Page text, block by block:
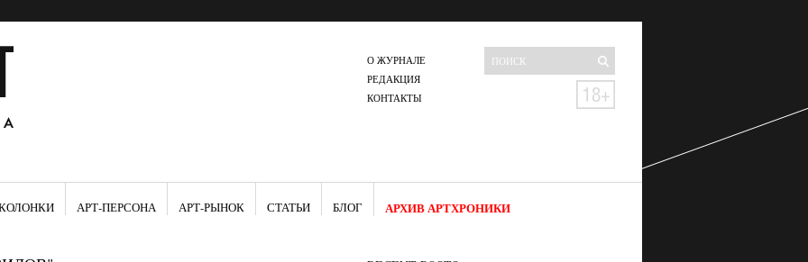
О ЖУРНАЛЕ
РЕДАКЦИЯ
КОНТАКТЫ
АРТ-ПЕРСОНА АРТ-РЫНОК СТАТЬИ БЛОГ АРХИВ АРТХРОНИКИ